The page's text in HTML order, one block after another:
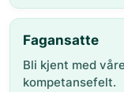
Fagansatte
Bli kjent med
kompetansefelt.